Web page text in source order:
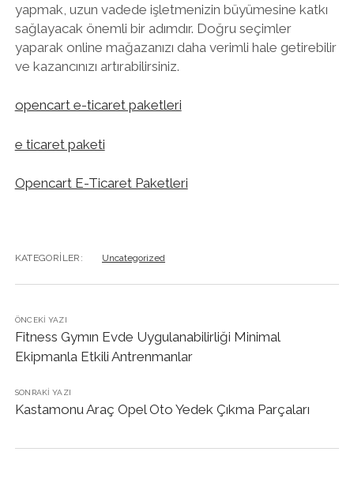
yapmak, uzun vadede işletmenizin büyümesine katkı
sağlayacak önemli bir adımdır. Doğru seçimler
yaparak online mağazanızı daha verimli hale getirebilir
ve kazancınızı artırabilirsiniz.
opencart e-ticaret paketleri
e ticaret paketi
Opencart E-Ticaret Paketleri
KATEGORILER: Uncategorized
ÖNCEKI YAZI
Fitness Gymın Evde Uygulanabilirliği Minimal
Ekipmanla Etkili Antrenmanlar
SONRAKI YAZI
Kastamonu Araç Opel Oto Yedek Çıkma Parçaları